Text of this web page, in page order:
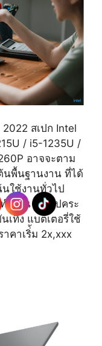
สเปก Intel
/ i5-1235U /
อาจจะตาม
นพื้นฐานงาน ที่ได้
ใช้งานทั่วไป
งาน ให้สเปคระ
เทิง แบตเตอรี่ใช้
คาเริ่้ม 2x,xxx